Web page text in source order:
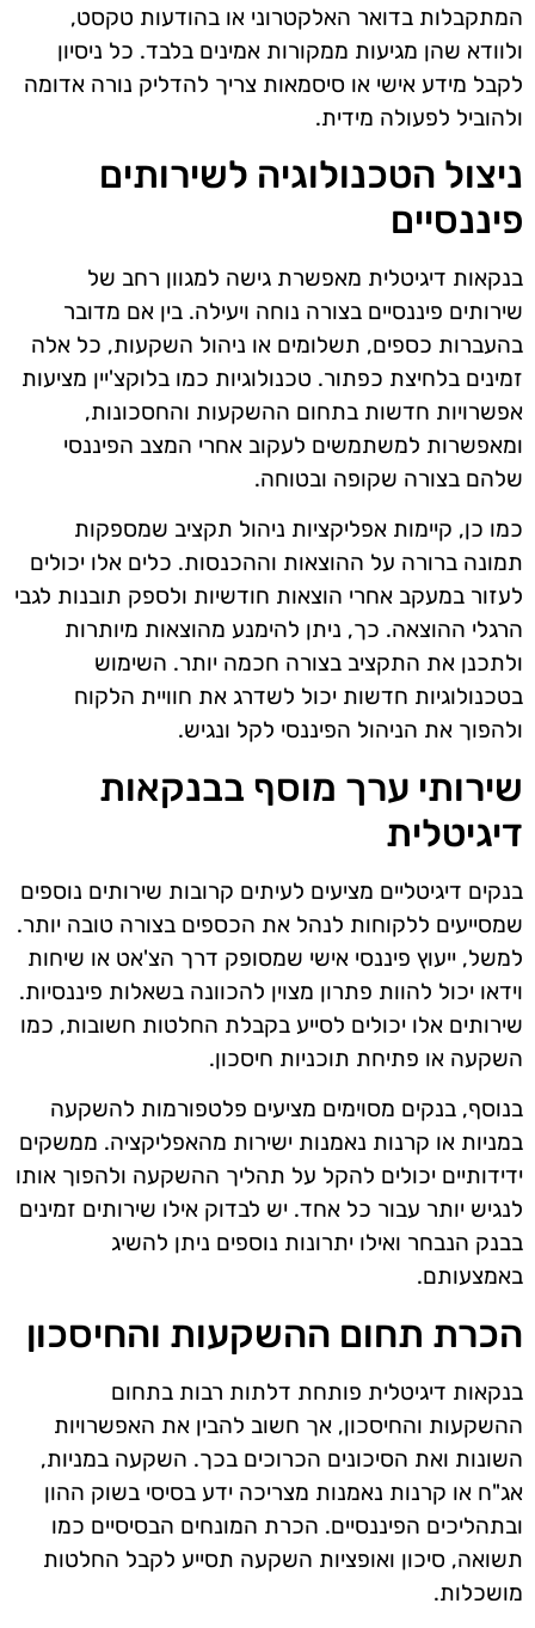
המתקבלות בדואר האלקטרוני או בהודעות טקסט,
ולוודא שהן מגיעות ממקורות אמינים בלבד. כל ניסיון
לקבל מידע אישי או סיסמאות צריך להדליק נורה אדומה
ולהוביל לפעולה מידית.
ניצול הטכנולוגיה לשירותים
פיננסיים
בנקאות דיגיטלית מאפשרת גישה למגוון רחב של
שירותים פיננסיים בצורה נוחה ויעילה. בין אם מדובר
בהעברות כספים, תשלומים או ניהול השקעות, כל אלה
זמינים בלחיצת כפתור. טכנולוגיות כמו בלוקצ'יין מציעות
אפשרויות חדשות בתחום ההשקעות והחסכונות,
ומאפשרות למשתמשים לעקוב אחרי המצב הפיננסי
שלהם בצורה שקופה ובטוחה.
כמו כן, קיימות אפליקציות ניהול תקציב שמספקות
תמונה ברורה על ההוצאות וההכנסות. כלים אלו יכולים
לעזור במעקב אחרי הוצאות חודשיות ולספק תובנות לגבי
הרגלי ההוצאה. כך, ניתן להימנע מהוצאות מיותרות
ולתכנן את התקציב בצורה חכמה יותר. השימוש
בטכנולוגיות חדשות יכול לשדרג את חוויית הלקוח
ולהפוך את הניהול הפיננסי לקל ונגיש.
שירותי ערך מוסף בבנקאות
דיגיטלית
בנקים דיגיטליים מציעים לעיתים קרובות שירותים נוספים
שמסייעים ללקוחות לנהל את הכספים בצורה טובה יותר.
למשל, ייעוץ פיננסי אישי שמסופק דרך הצ'אט או שיחות
וידאו יכול להוות פתרון מצוין להכוונה בשאלות פיננסיות.
שירותים אלו יכולים לסייע בקבלת החלטות חשובות, כמו
השקעה או פתיחת תוכניות חיסכון.
בנוסף, בנקים מסוימים מציעים פלטפורמות להשקעה
במניות או קרנות נאמנות ישירות מהאפליקציה. ממשקים
ידידותיים יכולים להקל על תהליך ההשקעה ולהפוך אותו
לנגיש יותר עבור כל אחד. יש לבדוק אילו שירותים זמינים
בבנק הנבחר ואילו יתרונות נוספים ניתן להשיג
באמצעותם.
הכרת תחום ההשקעות והחיסכון
בנקאות דיגיטלית פותחת דלתות רבות בתחום
ההשקעות והחיסכון, אך חשוב להבין את האפשרויות
השונות ואת הסיכונים הכרוכים בכך. השקעה במניות,
אג"ח או קרנות נאמנות מצריכה ידע בסיסי בשוק ההון
ובתהליכים הפיננסיים. הכרת המונחים הבסיסיים כמו
תשואה, סיכון ואופציות השקעה תסייע לקבל החלטות
מושכלות.